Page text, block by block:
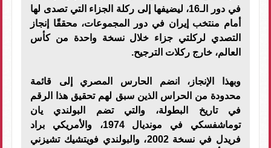
في دور الـ16، ليضيفها إلى ركلة الجزاء التي تصدى لها
أمام منتخب إيران في دور المجموعات، محققًا إنجاز
التصدي لركلتي جزاء خلال نسخة واحدة من كأس
العالم، خارج ركلات الترجيح.
وبهذا الإنجاز، انضم الحارس المصري إلى قائمة
محدودة من الحراس الذين سبق لهم تحقيق هذا الرقم
في تاريخ البطولة، والتي تضم البولندي يان
توماشفسكي في مونديال 1974، والأمريكي براد
فريدل في نسخة 2002، والبولندي فويتشيك تشيزني